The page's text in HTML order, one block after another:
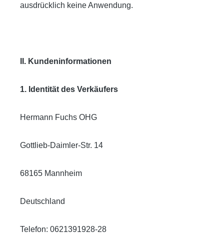
ausdrücklich keine Anwendung.
II. Kundeninformationen
1. Identität des Verkäufers
Hermann Fuchs OHG
Gottlieb-Daimler-Str. 14
68165 Mannheim
Deutschland
Telefon: 0621391928-28